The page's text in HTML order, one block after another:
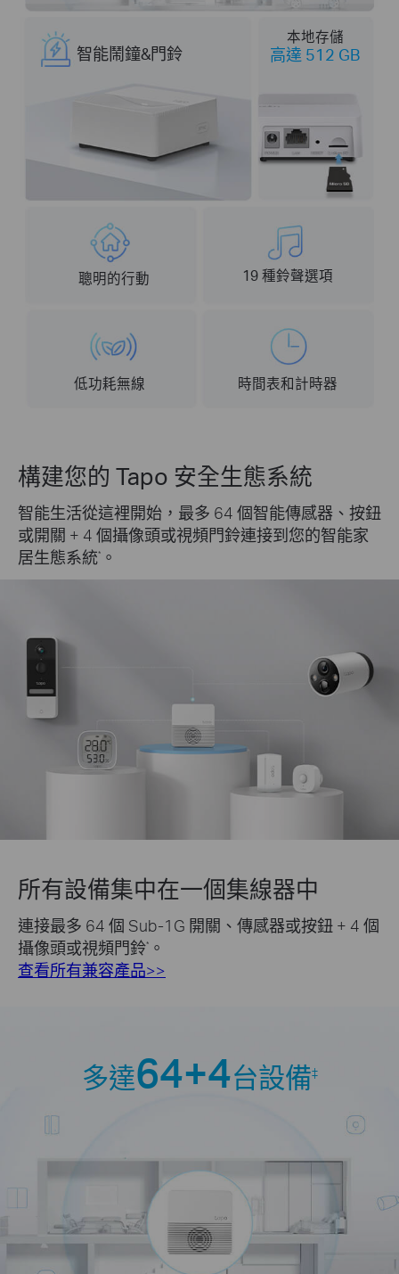
智能鬧鐘&門鈴
本地存儲
高達 512 GB
聰明的行動 19 種鈴聲選項
低功耗無線 時間表和計時器
構建您的 Tapo 安全生態系統
智能生活從這裡開始，最多 64 個智能傳感器、按鈕
或開關 + 4 個攝像頭或視頻門鈴連接到您的智能家
居生態系統* 。
所有設備集中在一個集線器中
連接最多 64 個 Sub-1G 開關、傳感器或按鈕 + 4 個
攝像頭或視頻門鈴* 。
查看所有兼容產品>>
多達64+4台設備‡